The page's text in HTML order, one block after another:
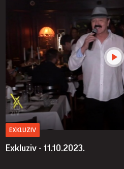
EXKLUZIV
Exkluziv - 11.10.2023.